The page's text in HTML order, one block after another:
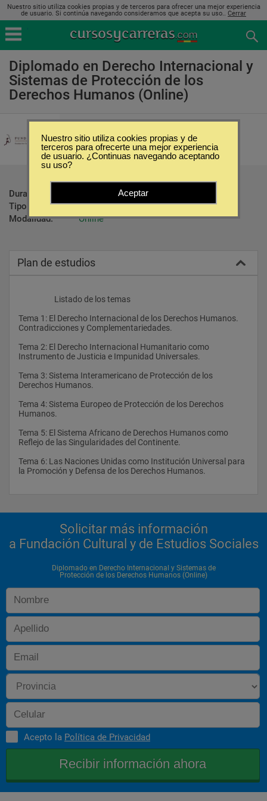
Nuestro sitio utiliza cookies propias y de terceros para ofrecer una mejor experiencia
de usuario. Si continúa navegando consideramos que acepta su uso.. Cerrar
Diplomado en Derecho Internacional y
Sistemas de Protección de los
Derechos Humanos (Online)
Fundación Cultural y de Estudios
Sociales
Duración:
Tipo:
Diplomados
Modalidad:
Online
Plan de estudios
                    Listado de los temas
Tema 1: El Derecho Internacional de los Derechos Humanos.
Contradicciones y Complementariedades.
Tema 2: El Derecho Internacional Humanitario como
Instrumento de Justicia e Impunidad Universales.
Tema 3: Sistema Interamericano de Protección de los
Derechos Humanos.
Tema 4: Sistema Europeo de Protección de los Derechos
Humanos.
Tema 5: El Sistema Africano de Derechos Humanos como
Reflejo de las Singularidades del Continente.
Tema 6: Las Naciones Unidas como Institución Universal para
la Promoción y Defensa de los Derechos Humanos.
Solicitar más información
a Fundación Cultural y de Estudios Sociales
Diplomado en Derecho Internacional y Sistemas de
Protección de los Derechos Humanos (Online)
Acepto la Política de Privacidad
Nuestro sitio utiliza cookies propias y de
terceros para ofrecerte una mejor experiencia
de usuario. ¿Continuas navegando aceptando
su uso?
Aceptar